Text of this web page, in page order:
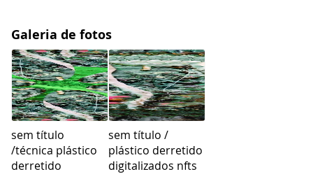
Galeria de fotos
sem título
/técnica plástico
derretido
sem título /
plástico derretido
digitalizados nfts